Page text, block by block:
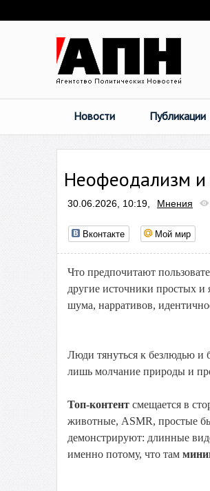
Новости Публикации
Неофеодализм и
30.06.2026, 10:19, Мнения
Вконтакте Мой мир
Что предпочитают
другие источники простых и
шума, нарративов,
Люди тянуться к безлюдью и
лишь молчание природы и
Топ-контент смещается в
животные, ASMR, простые
демонстрируют: длинные
именно потому, что там